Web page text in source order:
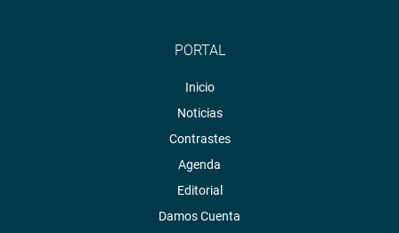
PORTAL
Inicio
Noticias
Contrastes
Agenda
Editorial
Damos Cuenta